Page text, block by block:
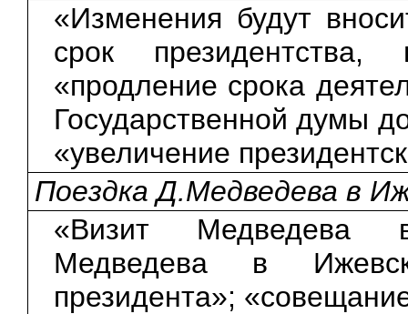
«Изменения будут
срок президентства,
«продление срока
Государственной думы
«увеличение
Поездка Д.Медведева в
«Визит Медведева
Медведева в
президента»;